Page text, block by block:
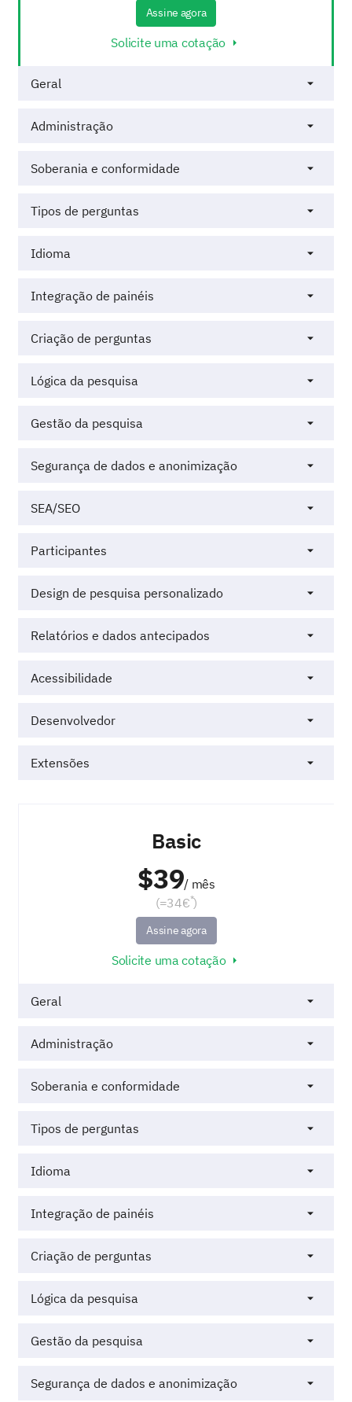
Basic
$39/ mês
(=34€ )
Assine agora
Solicite uma cotação
Geral
Administração
Soberania e conformidade
Tipos de perguntas
Idioma
Integração de painéis
Criação de perguntas
Lógica da pesquisa
Gestão da pesquisa
Segurança de dados e anonimização
Assine agora
Solicite uma cotação
Geral
Administração
Soberania e conformidade
Tipos de perguntas
Idioma
Integração de painéis
Criação de perguntas
Lógica da pesquisa
Gestão da pesquisa
Segurança de dados e anonimização
SEA/SEO
Participantes
Design de pesquisa personalizado
Relatórios e dados antecipados
Acessibilidade
Desenvolvedor
Extensões